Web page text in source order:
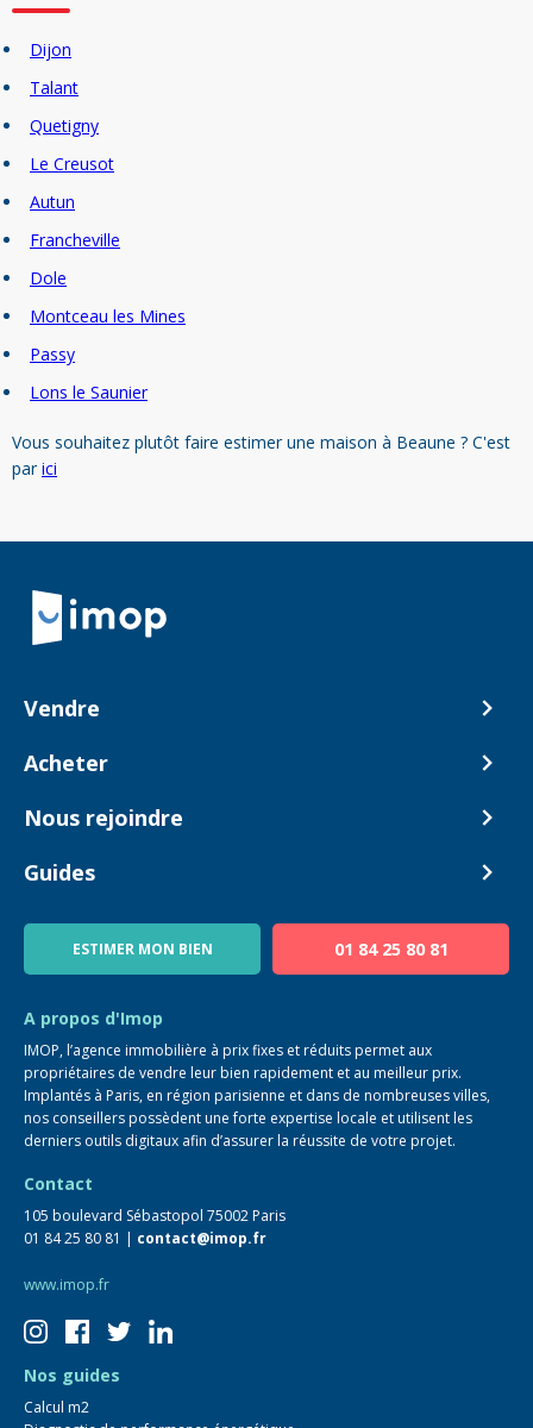
Dijon
Talant
Quetigny
Le Creusot
Autun
Francheville
Dole
Montceau les Mines
Passy
Lons le Saunier
Vous souhaitez plutôt faire estimer une maison à Beaune ? C'est
parici
Retour à la navigation principale
Vendre
Comment ça marche ?
Acheter
Biens en vente
Nous rejoindre
Devenir Conseiller
Guides
Blog
ESTIMER MON BIEN 01 84 25 80 81
A propos d'Imop
IMOP, l’agence immobilière à prix fixes et réduits permet aux
propriétaires de vendre leur bien rapidement et au meilleur prix.
Implantés à Paris, en région parisienne et dans de nombreuses villes,
nos conseillers possèdent une forte expertise locale et utilisent les
derniers outils digitaux afin d’assurer la réussite de votre projet.
Contact
105 boulevard Sébastopol 75002 Paris
01 84 25 80 81 | contact@imop.fr
www.imop.fr
Nos guides
Calcul m2